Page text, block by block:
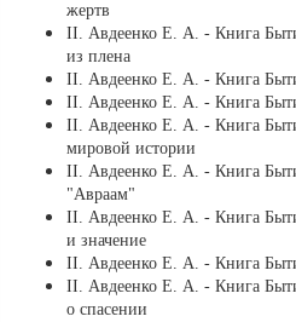
жертв
ІІ. Авдеенко Е. А. - Книга
из плена
ІІ. Авдеенко Е. А. - Книга
ІІ. Авдеенко Е. А. - Книга
ІІ. Авдеенко Е. А. - Книга
мировой истории
ІІ. Авдеенко Е. А. - Книга
"Авраам"
ІІ. Авдеенко Е. А. - Книга
и значение
ІІ. Авдеенко Е. А. - Книга
ІІ. Авдеенко Е. А. - Книга
о спасении